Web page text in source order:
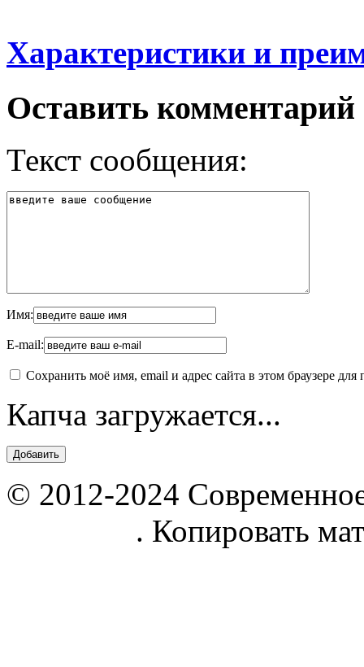
Характеристики и
Оставить комментарий
Текст сообщения:
Имя:
E-mail:
Сохранить моё имя, email и адрес сайта в этом браузере
Капча загружается...
© 2012-2024
. Копировать